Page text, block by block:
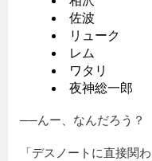
佐波
リューク
レム
ワタリ
夜神総一郎
──んー、なんだろう？
「デスノートに直接関